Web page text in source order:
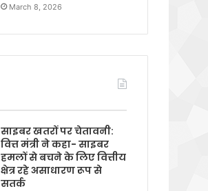
March 8, 2026
साइबर खतरों पर चेतावनी:
वित्त मंत्री ने कहा- साइबर
हमलों से बचने के लिए वित्तीय
क्षेत्र रहे असाधारण रूप से
सतर्क